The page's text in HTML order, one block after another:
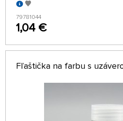
79781044
1,04 €
Fľaštička na farbu s